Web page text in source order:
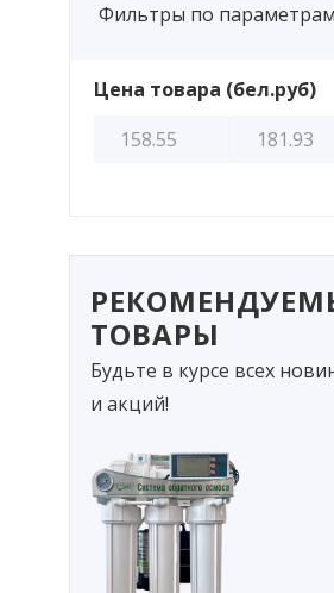
Фильтры по параметрам
Цена товара (бел.руб)
ТОВАРЫ
Будьте в курсе всех
и акций!